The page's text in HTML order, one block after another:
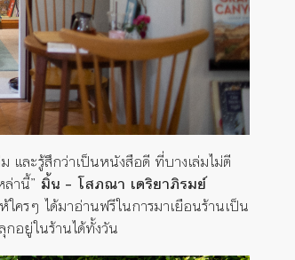
และรู้สึกว่าเป็นหนังสือดี ที่บางเล่มไม่ตี
ล่านี้” มิ้น – โสภณา เตริยาภิรมย์
ใครๆ ได้มาอ่านฟรีในการมาเยือนร้านเป็น
กอยู่ในร้านได้ทั้งวัน